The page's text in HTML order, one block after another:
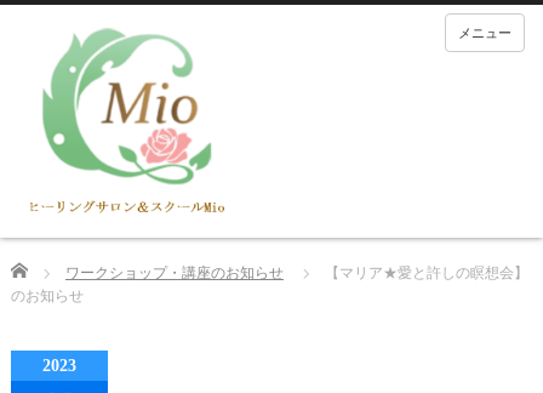
メニュー
Home ワークショップ・講座のお知らせ
【マリア★愛と許しの瞑想会】
のお知らせ
2023